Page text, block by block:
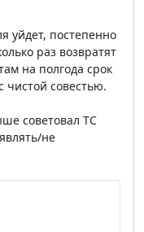
уйдет, постепенно
раз возвратят
на полгода срок
чистой совестью.
советовал ТС
не